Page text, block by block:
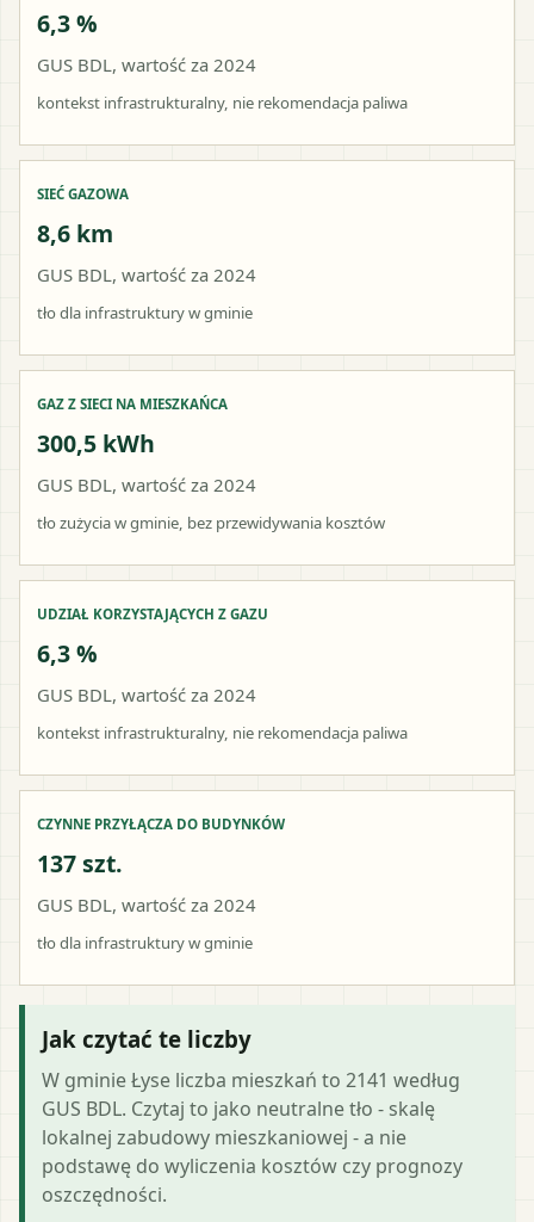
6,3 %
GUS BDL, wartość za 2024
kontekst infrastrukturalny, nie rekomendacja paliwa
SIEĆ GAZOWA
8,6 km
GUS BDL, wartość za 2024
tło dla infrastruktury w gminie
GAZ Z SIECI NA MIESZKAŃCA
300,5 kWh
GUS BDL, wartość za 2024
tło zużycia w gminie, bez przewidywania kosztów
UDZIAŁ KORZYSTAJĄCYCH Z GAZU
6,3 %
GUS BDL, wartość za 2024
kontekst infrastrukturalny, nie rekomendacja paliwa
CZYNNE PRZYŁĄCZA DO BUDYNKÓW
137 szt.
GUS BDL, wartość za 2024
tło dla infrastruktury w gminie
Jak czytać te liczby
W gminie Łyse liczba mieszkań to 2141 według
GUS BDL. Czytaj to jako neutralne tło - skalę
lokalnej zabudowy mieszkaniowej - a nie
podstawę do wyliczenia kosztów czy prognozy
oszczędności.